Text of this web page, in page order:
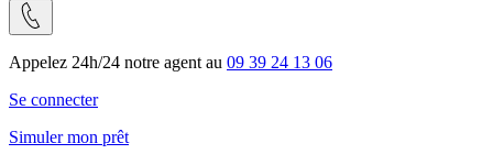
Appelez 24h/24 notre agent au 09 39 24 13 06
Se connecter
Simuler mon prêt